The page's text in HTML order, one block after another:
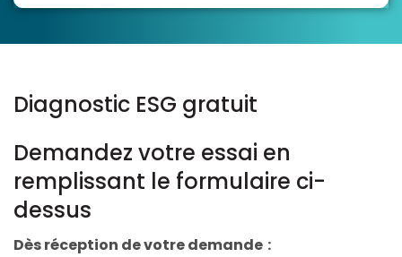
Diagnostic ESG gratuit
Demandez votre essai en
remplissant le formulaire ci-
dessus
Dès réception de votre demande :